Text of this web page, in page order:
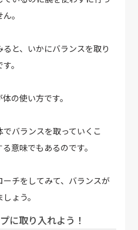
。
と、いかにバランスを取り
。
の使い方です。
バランスを取っていくこ
意味でもあるのです。
チをしてみて、バランスが
ょう。
に取り入れよう！